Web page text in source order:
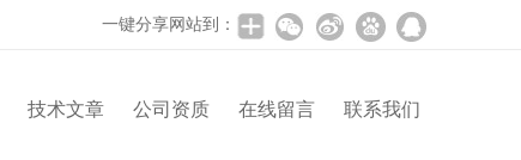
一键分享网站到：
技术文章 公司资质 在线留言 联系我们